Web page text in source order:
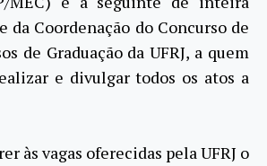
da Coordenação do Concurso de
de Graduação da UFRJ, a quem
e divulgar todos os atos a
às vagas oferecidas pela UFRJ o